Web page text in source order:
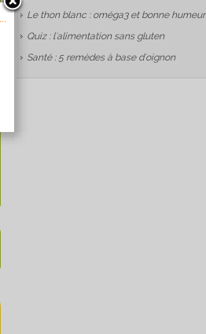
Le thon blanc : oméga3 et bonne humeur
Quiz : l'alimentation sans gluten
Santé : 5 remèdes à base d'oignon